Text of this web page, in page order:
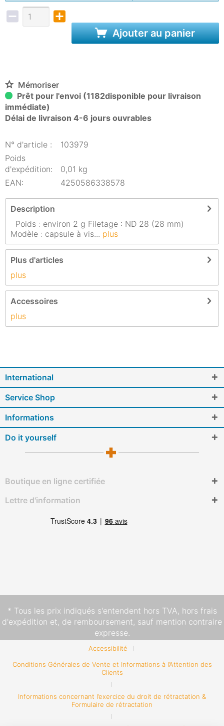
Ajouter au panier
Mémoriser
Prêt pour l'envoi (1182disponible pour livraison
immédiate)
Délai de livraison 4-6 jours ouvrables
N° d'article :
103979
Poids
d'expédition:
0,01 kg
EAN:
4250586338578
Description
Poids : environ 2 g Filetage : ND 28 (28 mm)
Modèle : capsule à vis... plus
Plus d'articles
plus
Accessoires
plus
International
Service Shop
Informations
Do it yourself
Boutique en ligne certifiée
Lettre d'information
* Tous les prix indiqués s'entendent hors TVA, hors frais
d'expédition et, de remboursement, sauf mention contraire
expresse.
Accessibilité
Conditions Générales de Vente et Informations à l’Attention des
Clients
Informations concernant l’exercice du droit de rétractation &
Formulaire de rétractation